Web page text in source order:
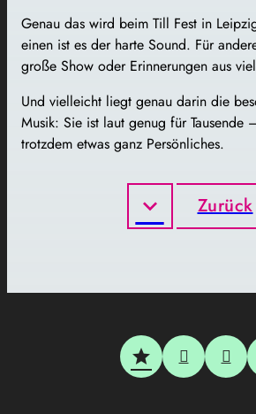
Genau das wird beim Till Fest in
einen ist es der harte Sound. Für
große Show oder Erinnerungen aus
Und vielleicht liegt genau darin die
Musik: Sie ist laut genug für Tausende
trotzdem etwas ganz Persönliches.
Zurück